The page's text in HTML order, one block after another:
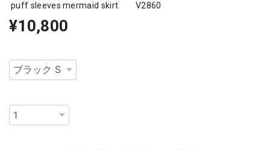
puff sleeves mermaid skirt V2860
¥10,800